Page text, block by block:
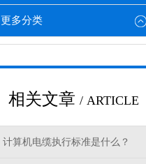
更多分类
相关文章 / ARTICLE
计算机电缆执行标准是什么？